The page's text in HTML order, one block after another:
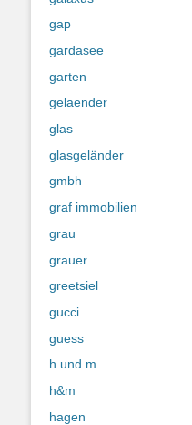
gap
gardasee
garten
gelaender
glas
glasgeländer
gmbh
graf immobilien
grau
grauer
greetsiel
gucci
guess
h und m
h&m
hagen